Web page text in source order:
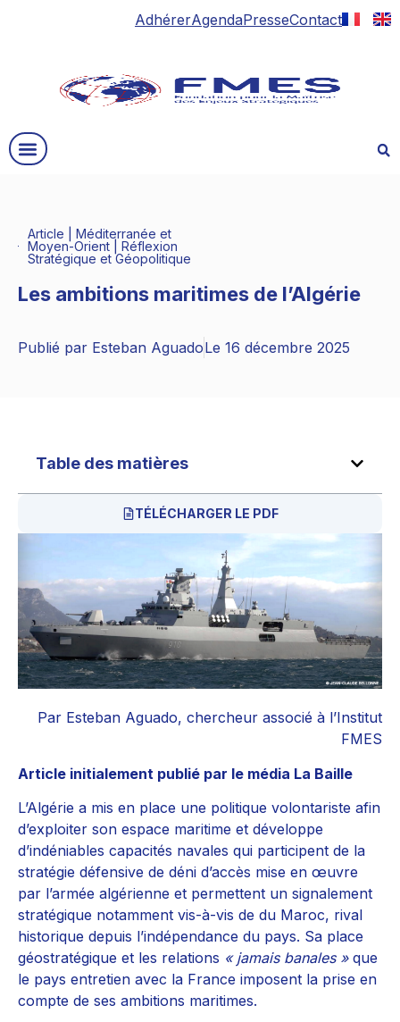
AdhérerAgendaPresseContact
Article |Méditerranée et
Moyen-Orient |Réflexion
Stratégique et Géopolitique
Les ambitions maritimes de l’Algérie
Publié par Esteban AguadoLe 16 décembre 2025
Table des matières
TÉLÉCHARGER LE PDF
Par Esteban Aguado, chercheur associé à l’Institut
FMES
Article initialement publié par le média La Baille
L’Algérie a mis en place une politique volontariste afin
d’exploiter son espace maritime et développe
d’indéniables capacités navales qui participent de la
stratégie défensive de déni d’accès mise en œuvre
par l’armée algérienne et permettent un signalement
stratégique notamment vis-à-vis de du Maroc, rival
historique depuis l’indépendance du pays. Sa place
géostratégique et les relations « jamais banales »que
le pays entretien avec la France imposent la prise en
compte de ses ambitions maritimes.